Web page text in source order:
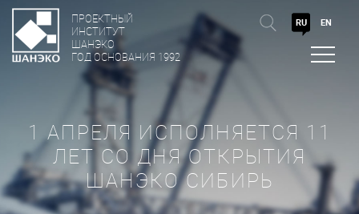
ПРОЕКТНЫЙ
ИНСТИТУТ
ШАНЭКО
ГОД ОСНОВАНИЯ 1992
RU EN
1 АПРЕЛЯ ИСПОЛНЯЕТСЯ 11
ЛЕТ СО ДНЯ ОТКРЫТИЯ
ШАНЭКО СИБИРЬ